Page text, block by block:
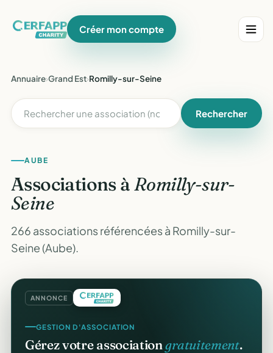
Créer mon compte
Annuaire›Grand Est›Romilly-sur-Seine
Rechercher
AUBE
Associations àRomilly-sur-
Seine
266 associations référencées à Romilly-sur-
Seine (Aube).
ANNONCE
GESTION D'ASSOCIATION
Gérez votre associationgratuitement.